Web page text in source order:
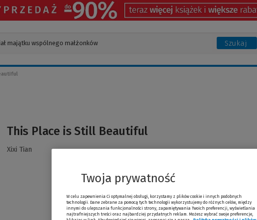
Szukaj
This Place is Still Beautiful
Xixi Tian
Twoja prywatność
W celu zapewnienia Ci optymalnej obsługi, korzystamy z plików cookie i innych podobnych
technologii. Dane zebrane za pomocą tych technologii wykorzystujemy do różnych celów, między
innymi do ulepszania funkcjonalności strony, zapamiętywania Twoich preferencji, wyświetlania
najtrafniejszych treści oraz najbardziej przydatnych reklam. Możesz wybrać swoje preferencje,